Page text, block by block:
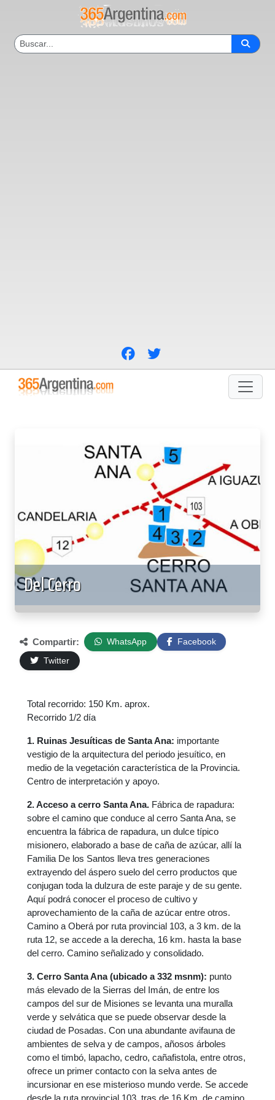
Del Cerro
Compartir: WhatsApp
Facebook
Twitter
Total recorrido: 150 Km. aprox.
Recorrido 1/2 día
1. Ruinas Jesuíticas de Santa Ana: importante
vestigio de la arquitectura del periodo jesuítico, en
medio de la vegetación característica de la Provincia.
Centro de interpretación y apoyo.
2. Acceso a cerro Santa Ana. Fábrica de rapadura:
sobre el camino que conduce al cerro Santa Ana, se
encuentra la fábrica de rapadura, un dulce típico
misionero, elaborado a base de caña de azúcar, allí la
Familia De los Santos lleva tres generaciones
extrayendo del áspero suelo del cerro productos que
conjugan toda la dulzura de este paraje y de su gente.
Aquí podrá conocer el proceso de cultivo y
aprovechamiento de la caña de azúcar entre otros.
Camino a Oberá por ruta provincial 103, a 3 km. de la
ruta 12, se accede a la derecha, 16 km. hasta la base
del cerro. Camino señalizado y consolidado.
3. Cerro Santa Ana (ubicado a 332 msnm): punto
más elevado de la Sierras del Imán, de entre los
campos del sur de Misiones se levanta una muralla
verde y selvática que se puede observar desde la
ciudad de Posadas. Con una abundante avifauna de
ambientes de selva y de campos, añosos árboles
como el timbó, lapacho, cedro, cañafistola, entre otros,
ofrece un primer contacto con la selva antes de
incursionar en ese misterioso mundo verde. Se accede
desde la ruta provincial 103, tras de 16 Km. de camino